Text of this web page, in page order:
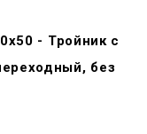
- Тройник c
без